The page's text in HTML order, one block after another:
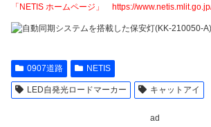
「NETIS ホームページ」 https://
0907道路 NETIS
LED自発光ロードマーカー キャットアイ
ad